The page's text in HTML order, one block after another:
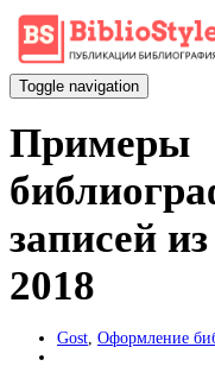
Toggle navigation
Примеры
записей
2018
Gost, Оформление